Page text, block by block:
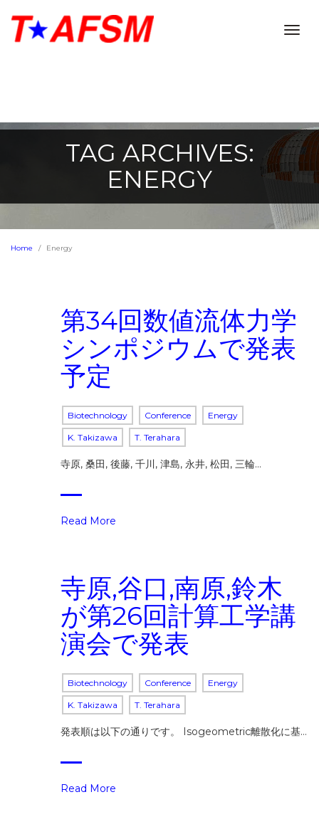
TAG ARCHIVES:
ENERGY
Home Energy
第34回数値流体力学
シンポジウムで発表
予定
Biotechnology Conference Energy
K. Takizawa T. Terahara
寺原, 桑田, 後藤, 千川, 津島, 永井, 松田, 三輪…
Read More
寺原,谷口,南原,鈴木
が第26回計算工学講
演会で発表
Biotechnology Conference Energy
K. Takizawa T. Terahara
発表順は以下の通りです。 Isogeometric離散化に基…
Read More